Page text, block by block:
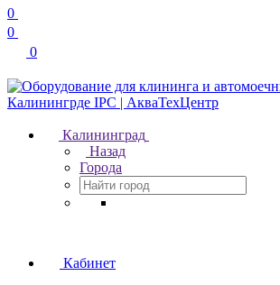
0
0
0
Калининград
Назад
Города
Кабинет